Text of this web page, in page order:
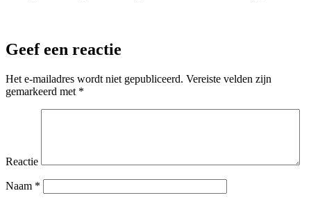
Geef een reactie
Het e-mailadres wordt niet gepubliceerd. Vereiste velden zijn
gemarkeerd met *
Reactie
Naam *